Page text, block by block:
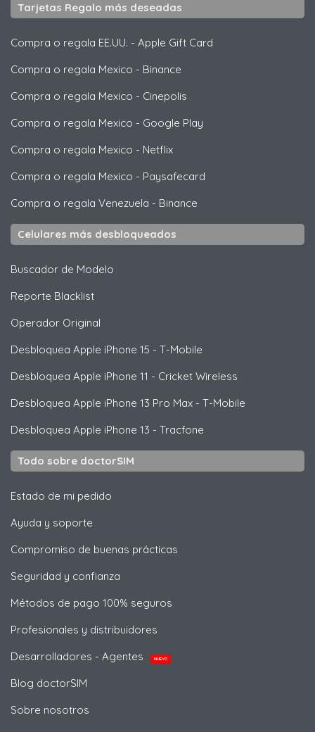
Tarjetas Regalo más deseadas
Compra o regala EE.UU. - Apple Gift Card
Compra o regala Mexico - Binance
Compra o regala Mexico - Cinepolis
Compra o regala Mexico - Google Play
Compra o regala Mexico - Netflix
Compra o regala Mexico - Paysafecard
Compra o regala Venezuela - Binance
Celulares más desbloqueados
Buscador de Modelo
Reporte Blacklist
Operador Original
Desbloquea Apple iPhone 15 - T-Mobile
Desbloquea Apple iPhone 11 - Cricket Wireless
Desbloquea Apple iPhone 13 Pro Max - T-Mobile
Desbloquea Apple iPhone 13 - Tracfone
Todo sobre doctorSIM
Estado de mi pedido
Ayuda y soporte
Compromiso de buenas prácticas
Seguridad y confianza
Métodos de pago 100% seguros
Profesionales y distribuidores
Desarrolladores - Agentes
NUEVO
Blog doctorSIM
Sobre nosotros